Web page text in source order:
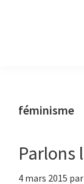
de
Riché
féminisme
4 mars 2015 par